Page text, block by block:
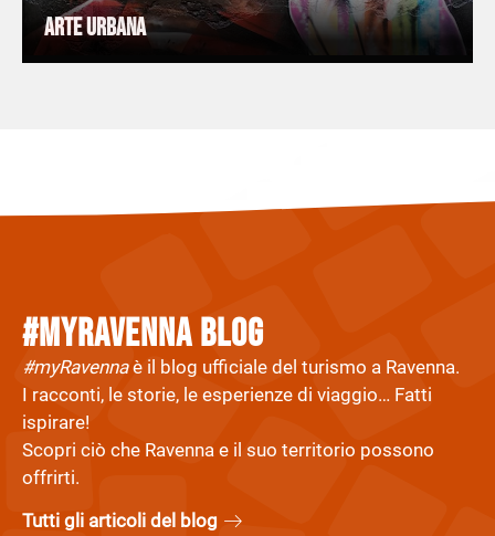
Arte Urbana
#myravenna Blog
#myRavennaè il blog ufficiale del turismo a Ravenna.
I racconti, le storie, le esperienze di viaggio… Fatti
ispirare!
Scopri ciò che Ravenna e il suo territorio possono
offrirti.
Tutti gli articoli del blog